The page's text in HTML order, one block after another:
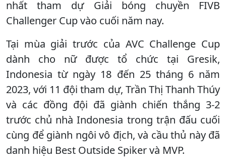
nhất tham dự Giải bóng chuyền FIVB
Challenger Cup vào cuối năm nay.
Tại mùa giải trước của AVC Challenge Cup
dành cho nữ được tổ chức tại Gresik,
Indonesia từ ngày 18 đến 25 tháng 6 năm
2023, với 11 đội tham dự, Trần Thị Thanh Thúy
và các đồng đội đã giành chiến thắng 3-2
trước chủ nhà Indonesia trong trận đấu cuối
cùng để giành ngôi vô địch, và cầu thủ này đã
danh hiệu Best Outside Spiker và MVP.